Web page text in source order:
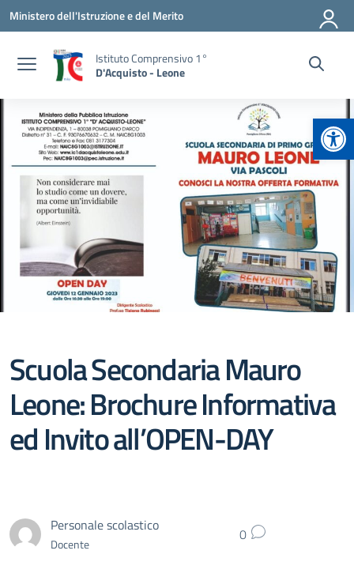
Vai ai contenuti
Vai al menu di navigazione
Vai al footer
Ministero dell'Istruzione e del Merito
Istituto Comprensivo 1°
D'Acquisto - Leone
Scuola Secondaria Mauro
Leone: Brochure Informativa
ed Invito all’OPEN-DAY
Personale scolastico
Docente 0